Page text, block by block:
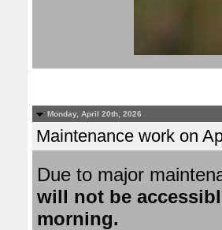
Monday, April 20th, 2026
Maintenance work on
Due to major
will not be
morning.